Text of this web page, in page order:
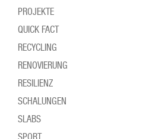
PROJEKTE
QUICK FACT
RECYCLING
RENOVIERUNG
RESILIENZ
SCHALUNGEN
SLABS